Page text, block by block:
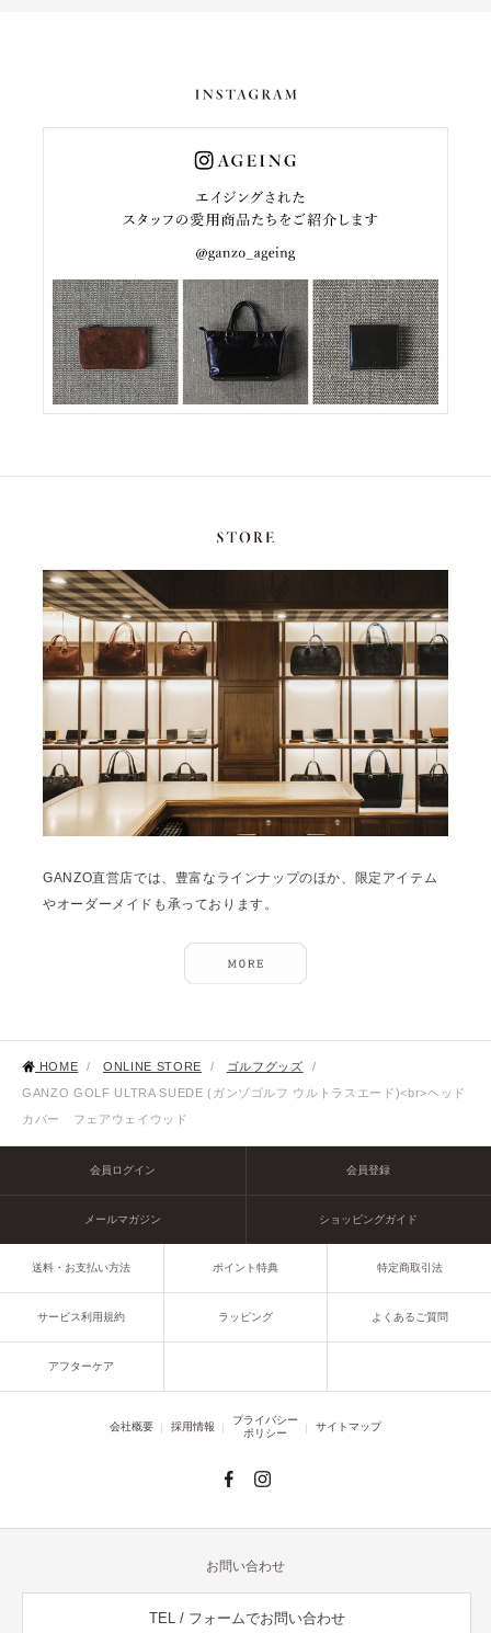
GANZO直営店では、豊富なラインナップのほか、限定アイテム
やオーダーメイドも承っております。
HOME / ONLINE STORE / ゴルフグッズ
/
GANZO GOLF ULTRA SUEDE (ガンゾゴルフ ウルトラスエード)<br>ヘッド
カバー フェアウェイウッド
会員ログイン 会員登録
メールマガジン ショッピングガイド
送料・お支払い方法 ポイント特典 特定商取引法
サービス利用規約 ラッピング よくあるご質問
アフターケア
会社概要 採用情報
プライバシー
ポリシー
サイトマップ
お問い合わせ
TEL / フォームでお問い合わせ